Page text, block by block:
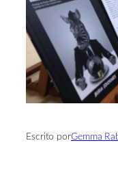
Escrito porGemma